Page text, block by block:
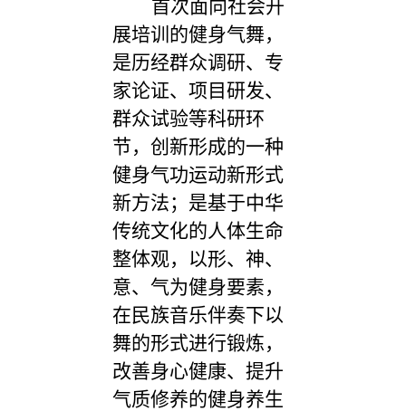
首次面向社会开
展培训的健身气舞，
是历经群众调研、专
家论证、项目研发、
群众试验等科研环
节，创新形成的一种
健身气功运动新形式
新方法；是基于中华
传统文化的人体生命
整体观，以形、神、
意、气为健身要素，
在民族音乐伴奏下以
舞的形式进行锻炼，
改善身心健康、提升
气质修养的健身养生